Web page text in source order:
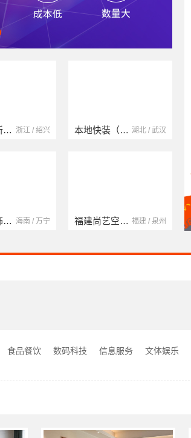
浙江 / 绍兴
海南 / 万宁
本地快装（湖北）科技有限公司 湖北 / 武汉
福建尚艺空间新材料科技有限公司 福建 / 泉州
食品餐饮 数码科技 信息服务 文体娱乐